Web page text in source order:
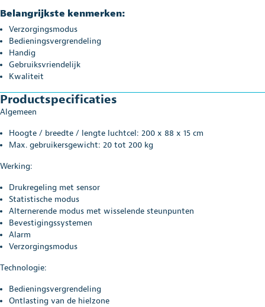
Belangrijkste kenmerken:
Verzorgingsmodus
Bedieningsvergrendeling
Handig
Gebruiksvriendelijk
Kwaliteit
Productspecificaties
Algemeen
Hoogte / breedte / lengte luchtcel: 200 x 88 x 15 cm
Max. gebruikersgewicht: 20 tot 200 kg
Werking:
Drukregeling met sensor
Statistische modus
Alternerende modus met wisselende steunpunten
Bevestigingssystemen
Alarm
Verzorgingsmodus
Technologie:
Bedieningsvergrendeling
Ontlasting van de hielzone